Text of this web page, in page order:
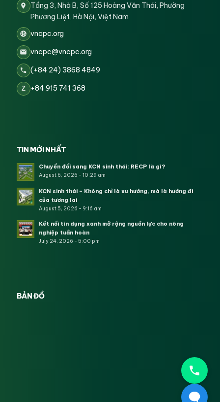
Tầng 3, Nhà B, Số 125 Hoàng Văn Thái, Phường
Phương Liệt, Hà Nội, Việt Nam
vncpc.org
vncpc@vncpc.org
(+84 24) 3868 4849
Z +84 915 741 368
TIN MỚI NHẤT
Chuyển đổi sang KCN sinh thái: RECP là gì?
August 6, 2026 - 10:29 am
KCN sinh thái – Không chỉ là xu hướng, mà là hướng đi
của tương lai
August 5, 2026 - 9:16 am
Kết nối tín dụng xanh mở rộng nguồn lực cho nông
nghiệp tuần hoàn
July 24, 2026 - 5:00 pm
BẢN ĐỒ